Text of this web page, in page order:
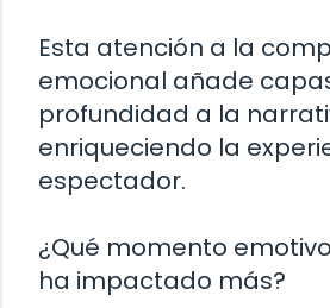
Esta atención a la
emocional añade
profundidad a la
enriqueciendo la
espectador.
¿Qué momento
ha impactado más?